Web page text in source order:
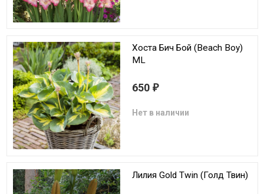
Хоста Бич Бой (Beach Boy)
ML
650 ₽
Нет в наличии
Лилия Gold Twin (Голд Твин)